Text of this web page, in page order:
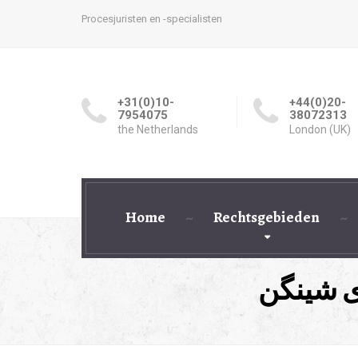
Procesjuristen en -specialisten
+31(0)10-
7954075
the Netherlands
+44(0)20-
38072313
London (UK)
Home Rechtsgebieden
شینگن